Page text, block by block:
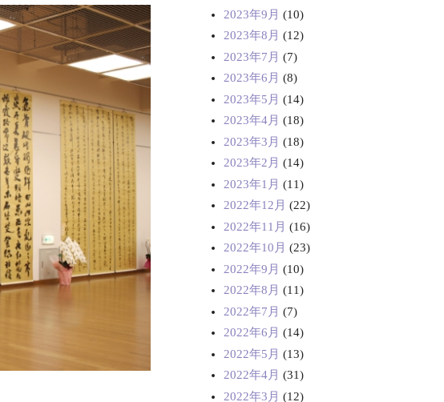
2023年9月 (10)
2023年8月 (12)
2023年7月 (7)
2023年6月 (8)
2023年5月 (14)
2023年4月 (18)
2023年3月 (18)
2023年2月 (14)
2023年1月 (11)
2022年12月 (22)
2022年11月 (16)
2022年10月 (23)
2022年9月 (10)
2022年8月 (11)
2022年7月 (7)
2022年6月 (14)
2022年5月 (13)
2022年4月 (31)
2022年3月 (12)